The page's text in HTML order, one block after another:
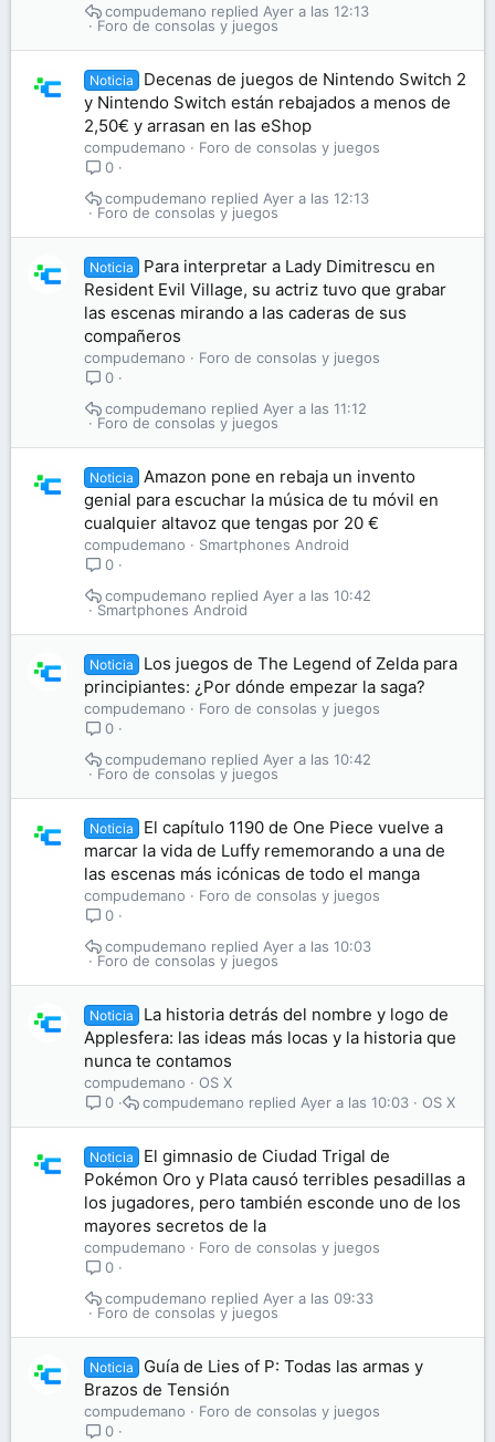
Foro de consolas y juegos
Ayer a las 12:13
compudemano
Noticia
Decenas de juegos de Nintendo Switch 2
y Nintendo Switch están rebajados a menos de
2,50€ y arrasan en las eShop
compudemano
Foro de consolas y juegos
0
Foro de consolas y juegos
Ayer a las 12:13
compudemano
Noticia
Para interpretar a Lady Dimitrescu en
Resident Evil Village, su actriz tuvo que grabar
las escenas mirando a las caderas de sus
compañeros
compudemano
Foro de consolas y juegos
0
Foro de consolas y juegos
Ayer a las 11:12
compudemano
Noticia
Amazon pone en rebaja un invento
genial para escuchar la música de tu móvil en
cualquier altavoz que tengas por 20 €
compudemano
Smartphones Android
0
Smartphones Android
Ayer a las 10:42
compudemano
Noticia
Los juegos de The Legend of Zelda para
principiantes: ¿Por dónde empezar la saga?
compudemano
Foro de consolas y juegos
0
Foro de consolas y juegos
Ayer a las 10:42
compudemano
Noticia
El capítulo 1190 de One Piece vuelve a
marcar la vida de Luffy rememorando a una de
las escenas más icónicas de todo el manga
compudemano
Foro de consolas y juegos
0
Foro de consolas y juegos
Ayer a las 10:03
compudemano
Noticia
La historia detrás del nombre y logo de
Applesfera: las ideas más locas y la historia que
nunca te contamos
compudemano
OS X
0
OS X
Ayer a las 10:03
compudemano
Noticia
El gimnasio de Ciudad Trigal de
Pokémon Oro y Plata causó terribles pesadillas a
los jugadores, pero también esconde uno de los
mayores secretos de la
compudemano
Foro de consolas y juegos
0
Foro de consolas y juegos
Ayer a las 09:33
compudemano
Noticia
Guía de Lies of P: Todas las armas y
Brazos de Tensión
compudemano
Foro de consolas y juegos
0